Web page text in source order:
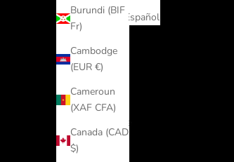
Burundi (BIF
Fr)
Cambodge
(EUR €)
Cameroun
(XAF CFA)
Canada (CAD
$)
(EUR €)
(ALL L)
Allemagne
(EUR €)
Español